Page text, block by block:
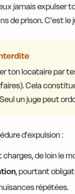
jamais expulser
de prison. C'est le
ton locataire par
Cela
un juge peut
d'expulsion :
de loin le
, pourtant
répétées.